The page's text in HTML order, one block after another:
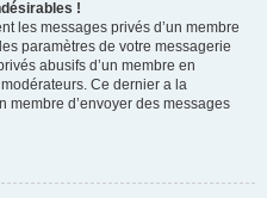
!
les messages privés d’un membre
paramètres de votre messagerie
abusifs d’un membre en
Ce dernier a la
membre d’envoyer des messages